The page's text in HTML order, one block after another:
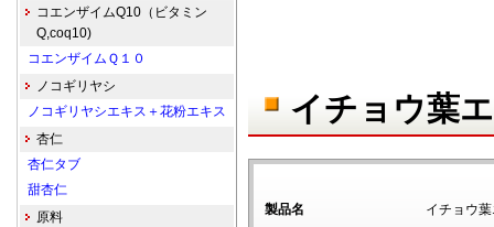
イチョウ葉
製品名 イチョウ
コエンザイムQ10（ビタミン
Q,coq10)
コエンザイムＱ１０
ノコギリヤシ
ノコギリヤシエキス＋花粉エキス
杏仁
杏仁タブ
甜杏仁
原料